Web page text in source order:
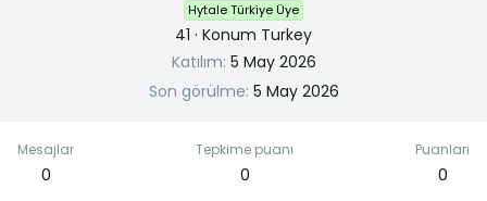
Hytale Türkiye Üye
41 · Konum Turkey
Katılım 5 May 2026
Son görülme 5 May 2026
Mesajlar
0
Tepkime puanı
0
Puanları
0